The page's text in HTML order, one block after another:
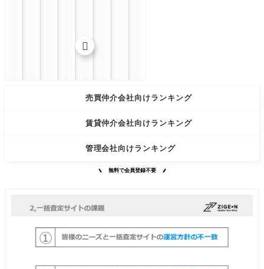
売買仲介会社向けランキング
賃貸仲介会社向けランキング
管理会社向けランキング
無料で会員登録不要
